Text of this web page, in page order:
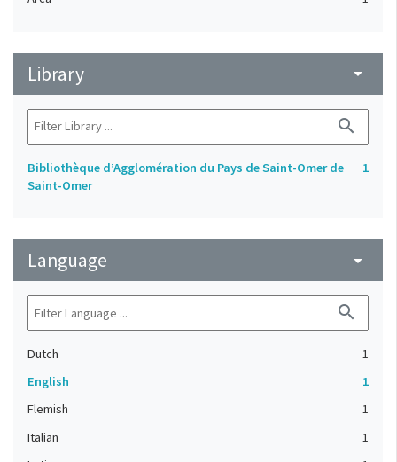
Library arrow_drop_down
search
Bibliothèque d’Agglomération du Pays de Saint-Omer de
Saint-Omer
1
Language arrow_drop_down
search
Dutch
1
English
1
Flemish
1
Italian
1